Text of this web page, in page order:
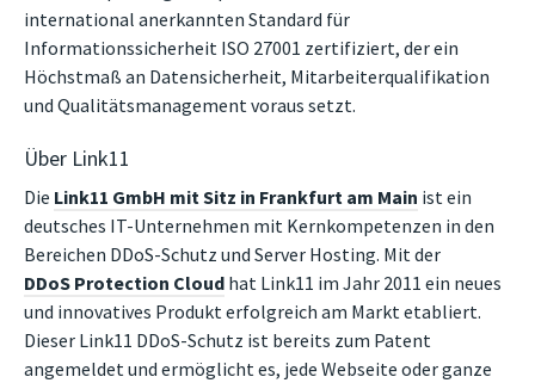
international anerkannten Standard für
Informationssicherheit ISO 27001 zertifiziert, der ein
Höchstmaß an Datensicherheit, Mitarbeiterqualifikation
und Qualitätsmanagement voraus setzt.
Über Link11
Die Link11 GmbH mit Sitz in Frankfurt am Main ist ein
deutsches IT-Unternehmen mit Kernkompetenzen in den
Bereichen DDoS-Schutz und Server Hosting. Mit der
DDoS Protection Cloud hat Link11 im Jahr 2011 ein neues
und innovatives Produkt erfolgreich am Markt etabliert.
Dieser Link11 DDoS-Schutz ist bereits zum Patent
angemeldet und ermöglicht es, jede Webseite oder ganze